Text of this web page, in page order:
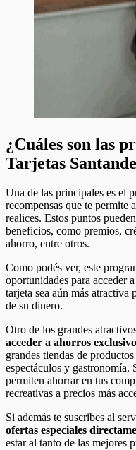
¿Cuáles son las
Tarjetas
Una de las principales es el
recompensas que te permite
realices. Estos puntos
beneficios, como premios,
ahorro, entre otros.
Como podés ver, este
oportunidades para acceder
tarjeta sea aún más
de su dinero.
Otro de los grandes
acceder a ahorros
grandes tiendas de
espectáculos y gastronomía.
permiten ahorrar en tus
recreativas a precios más
Si además te suscribes al
ofertas especiales
estar al tanto de las mejores